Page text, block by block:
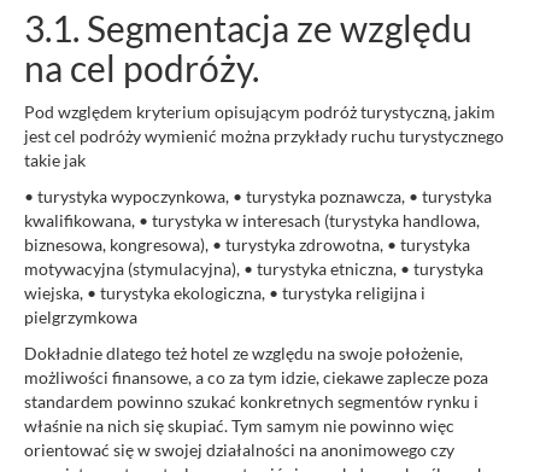
3.1. Segmentacja ze względu
na cel podróży.
Pod względem kryterium opisującym podróż turystyczną, jakim
jest cel podróży wymienić można przykłady ruchu turystycznego
takie jak
• turystyka wypoczynkowa, • turystyka poznawcza, • turystyka
kwalifikowana, • turystyka w interesach (turystyka handlowa,
biznesowa, kongresowa), • turystyka zdrowotna, • turystyka
motywacyjna (stymulacyjna), • turystyka etniczna, • turystyka
wiejska, • turystyka ekologiczna, • turystyka religijna i
pielgrzymkowa
Dokładnie dlatego też hotel ze względu na swoje położenie,
możliwości finansowe, a co za tym idzie, ciekawe zaplecze poza
standardem powinno szukać konkretnych segmentów rynku i
właśnie na nich się skupiać. Tym samym nie powinno więc
orientować się w swojej działalności na anonimowego czy